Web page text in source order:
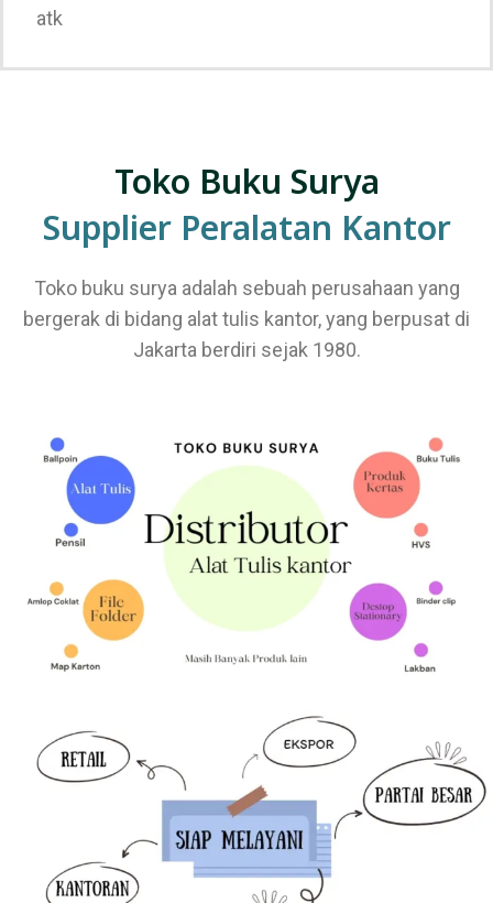
atk
Toko Buku Surya
Supplier Peralatan Kantor
Toko buku surya adalah sebuah perusahaan yang
bergerak di bidang alat tulis kantor, yang berpusat di
Jakarta berdiri sejak 1980.